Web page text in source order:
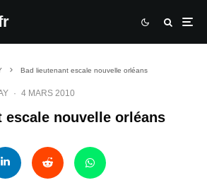
Bad lieutenant escale nouvelle orléans
· 4 MARS 2010
escale nouvelle orléans